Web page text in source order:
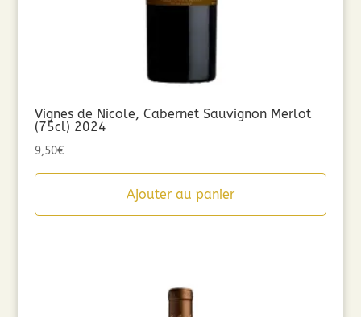
Vignes de Nicole, Cabernet Sauvignon Merlot
(75cl) 2024
9,50€
Ajouter au panier